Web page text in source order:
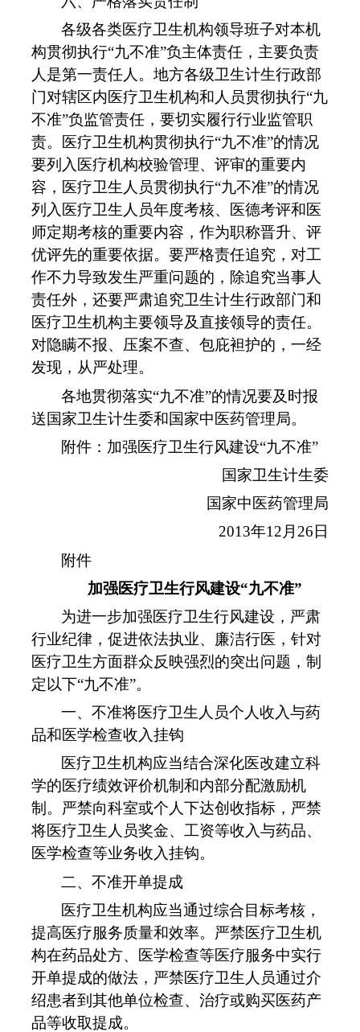
各级各类医疗卫生机构领导班子对本机
构贯彻执行“九不准”负主体责任，主要负责
人是第一责任人。地方各级卫生计生行政部
门对辖区内医疗卫生机构和人员贯彻执行“九
不准”负监管责任，要切实履行行业监管职
责。医疗卫生机构贯彻执行“九不准”的情况
要列入医疗机构校验管理、评审的重要内
容，医疗卫生人员贯彻执行“九不准”的情况
列入医疗卫生人员年度考核、医德考评和医
师定期考核的重要内容，作为职称晋升、评
优评先的重要依据。要严格责任追究，对工
作不力导致发生严重问题的，除追究当事人
责任外，还要严肃追究卫生计生行政部门和
医疗卫生机构主要领导及直接领导的责任。
对隐瞒不报、压案不查、包庇袒护的，一经
发现，从严处理。
各地贯彻落实“九不准”的情况要及时报
送国家卫生计生委和国家中医药管理局。
附件：加强医疗卫生行风建设“九不准”
国家卫生计生委
国家中医药管理局
2013年12月 26 日
附件
加强医疗卫生行风建设“九不准”
为进一步加强医疗卫生行风建设，严肃
行业纪律，促进依法执业、廉洁行医，针对
医疗卫生方面群众反映强烈的突出问题，制
定以下“九不准”。
一、不准将医疗卫生人员个人收入与药
品和医学检查收入挂钩
医疗卫生机构应当结合深化医改建立科
学的医疗绩效评价机制和内部分配激励机
制。严禁向科室或个人下达创收指标，严禁
将医疗卫生人员奖金、工资等收入与药品、
医学检查等业务收入挂钩。
二、不准开单提成
医疗卫生机构应当通过综合目标考核，
提高医疗服务质量和效率。严禁医疗卫生机
构在药品处方、医学检查等医疗服务中实行
开单提成的做法，严禁医疗卫生人员通过介
绍患者到其他单位检查、治疗或购买医药产
品等收取提成。